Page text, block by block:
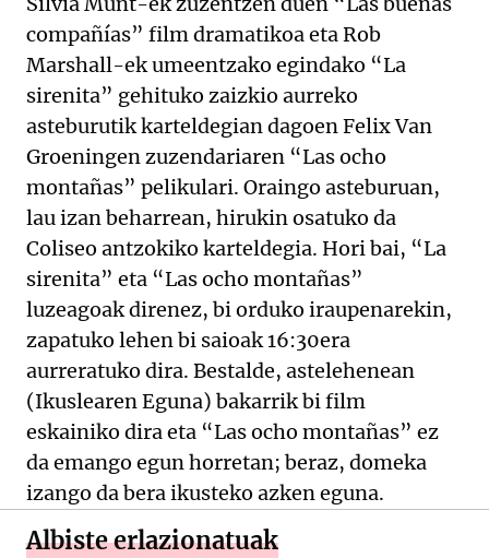
compañías” film dramatikoa eta Rob
Marshall-ek umeentzako egindako “La
sirenita” gehituko zaizkio aurreko
asteburutik karteldegian dagoen Felix Van
Groeningen zuzendariaren “Las ocho
montañas” pelikulari. Oraingo asteburuan,
lau izan beharrean, hirukin osatuko da
Coliseo antzokiko karteldegia. Hori bai, “La
sirenita” eta “Las ocho montañas”
luzeagoak direnez, bi orduko iraupenarekin,
zapatuko lehen bi saioak 16:30era
aurreratuko dira. Bestalde, astelehenean
(Ikuslearen Eguna) bakarrik bi film
eskainiko dira eta “Las ocho montañas” ez
da emango egun horretan; beraz, domeka
izango da bera ikusteko azken eguna.
Albiste erlazionatuak